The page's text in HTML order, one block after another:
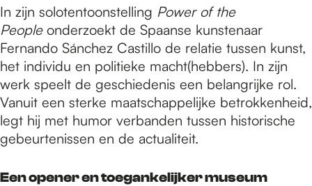
In zijn solotentoonstelling Power of the
Peopleonderzoekt de Spaanse kunstenaar
Fernando Sánchez Castillo de relatie tussen kunst,
het individu en politieke macht(hebbers). In zijn
werk speelt de geschiedenis een belangrijke rol.
Vanuit een sterke maatschappelijke betrokkenheid,
legt hij met humor verbanden tussen historische
gebeurtenissen en de actualiteit.
Een opener en toegankelijker museum